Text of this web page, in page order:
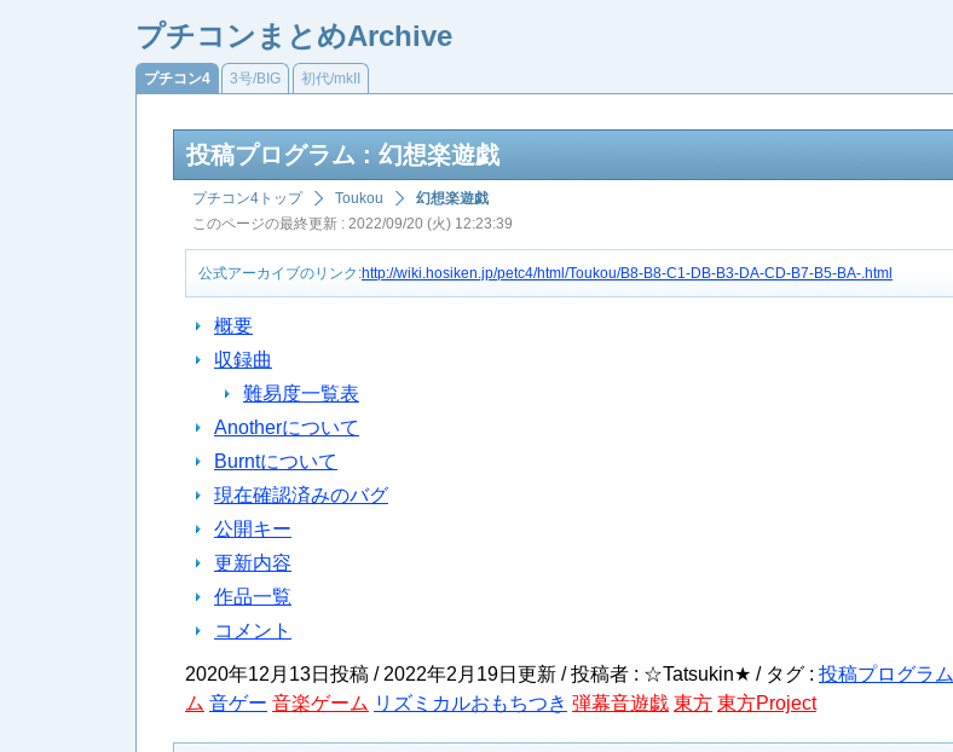
プチコンまとめArchive
プチコン4 3号/BIG 初代/mkII
投稿プログラム : 幻想楽遊戯
プチコン4トップ Toukou
幻想楽遊戯
このページの最終更新 : 2022/09/20 (火) 12:23:39
公式アーカイブのリンク:http://wiki.hosiken.jp/petc4/html/Toukou/B8-B8-C1-DB-B3-DA-CD-B7-B5-BA-.html
概要
収録曲
難易度一覧表
Anotherについて
Burntについて
現在確認済みのバグ
公開キー
更新内容
作品一覧
コメント
2020年12月13日投稿 / 2022年2月19日更新 / 投稿者 : ☆Tatsukin★ / タグ : 投稿プログラム
ム 音ゲー 音楽ゲーム リズミカルおもちつき 弾幕音遊戯 東方 東方Project